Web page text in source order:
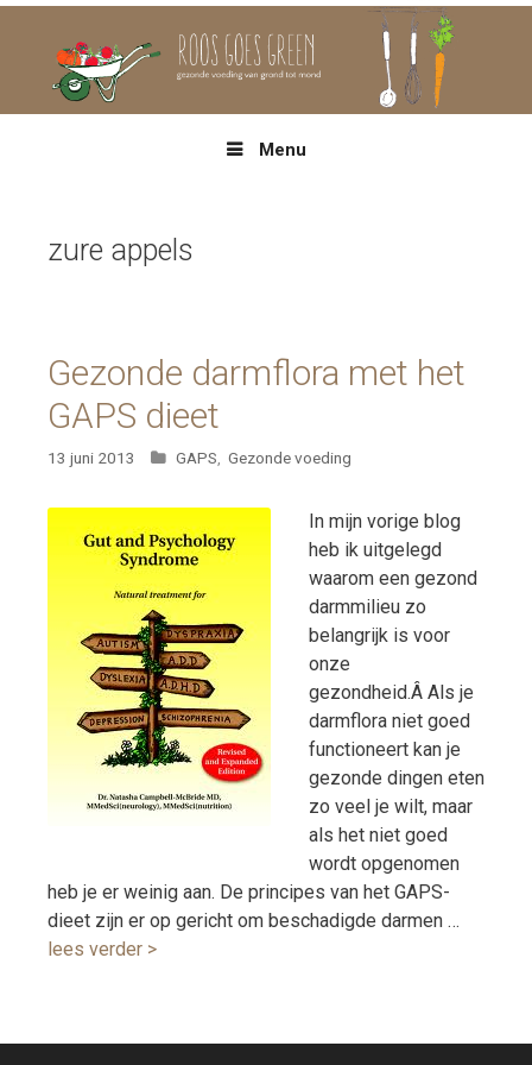
Menu
zure appels
Gezonde darmflora met het
GAPS dieet
13 juni 2013 Categorieën
GAPS, Gezonde voeding
In mijn vorige blog
heb ik uitgelegd
waarom een gezond
darmmilieu zo
belangrijk is voor
onze
gezondheid.Â Als je
darmflora niet goed
functioneert kan je
gezonde dingen eten
zo veel je wilt, maar
als het niet goed
wordt opgenomen
heb je er weinig aan. De principes van het GAPS-
dieet zijn er op gericht om beschadigde darmen …
lees verder >